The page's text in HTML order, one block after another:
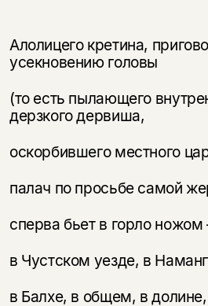
Алолицего кретина,
усекновению головы
(то есть пылающего
дерзкого дервиша,
оскорбившего местного
палач по просьбе самой
сперва бьет в горло
в Чустском уезде, в
в Балхе, в общем, в